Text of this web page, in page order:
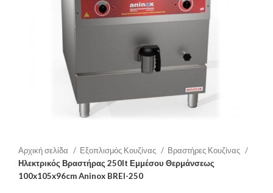
Αρχική σελίδα Εξοπλισμός Κουζίνας
Βραστήρες Κουζίνας
Ηλεκτρικός Βραστήρας 250lt Εμμέσου Θερμάνσεως
100x105x96cm Aninox BREI-250